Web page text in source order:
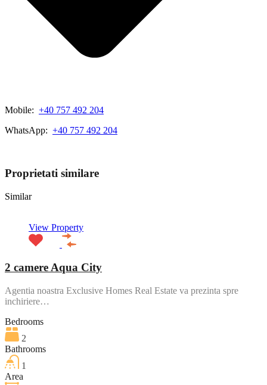
Mobile: +40 757 492 204
WhatsApp: +40 757 492 204
Proprietati similare
Similar
View Property
2 camere Aqua City
Agentia noastra Exclusive Homes Real Estate va prezinta spre
inchiriere…
Bedrooms
2
Bathrooms
1
Area